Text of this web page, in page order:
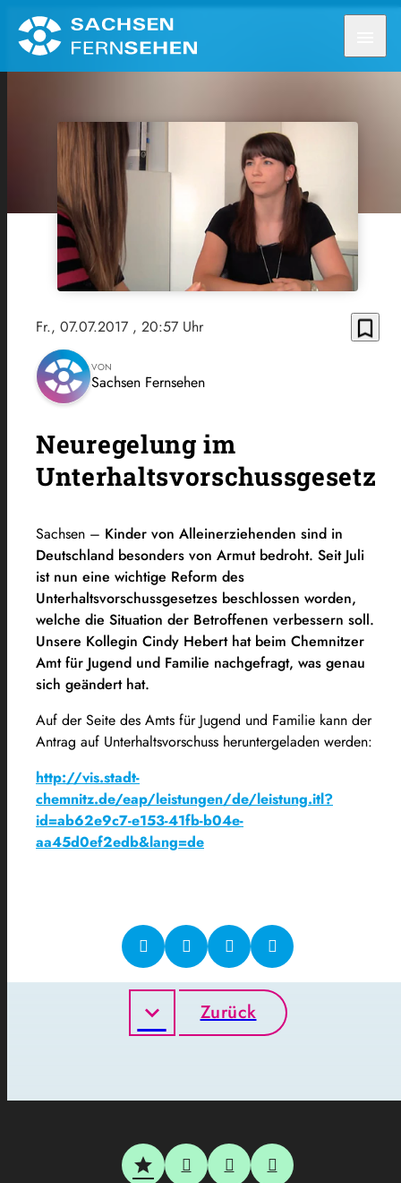
Fr., 07.07.2017 , 20:57 Uhr bookmark_border
VON
Sachsen Fernsehen
Neuregelung im
Unterhaltsvorschussgesetz
Sachsen – Kinder von Alleinerziehenden sind in
Deutschland besonders von Armut bedroht. Seit Juli
ist nun eine wichtige Reform des
Unterhaltsvorschussgesetzes beschlossen worden,
welche die Situation der Betroffenen verbessern soll.
Unsere Kollegin Cindy Hebert hat beim Chemnitzer
Amt für Jugend und Familie nachgefragt, was genau
sich geändert hat.
Auf der Seite des Amts für Jugend und Familie kann der
Antrag auf Unterhaltsvorschuss heruntergeladen werden:
http://vis.stadt-
chemnitz.de/eap/leistungen/de/leistung.itl?
id=ab62e9c7-e153-41fb-b04e-
aa45d0ef2edb&lang=de
Zurück